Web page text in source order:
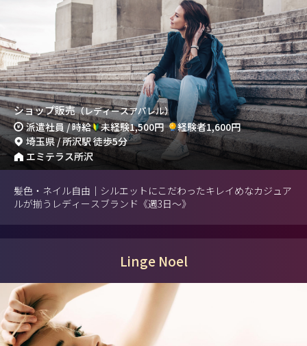
ショップ販売（レディースアパレル）
派遣社員 / 時給 未経験1,500円
経験者1,600円
埼玉県 / 所沢駅 徒歩5分
エミテラス所沢
髪色・ネイル自由｜シルエットにこだわったキレイめなカジュア
ルが揃うレディースブランド《週3日～》
Linge Noel